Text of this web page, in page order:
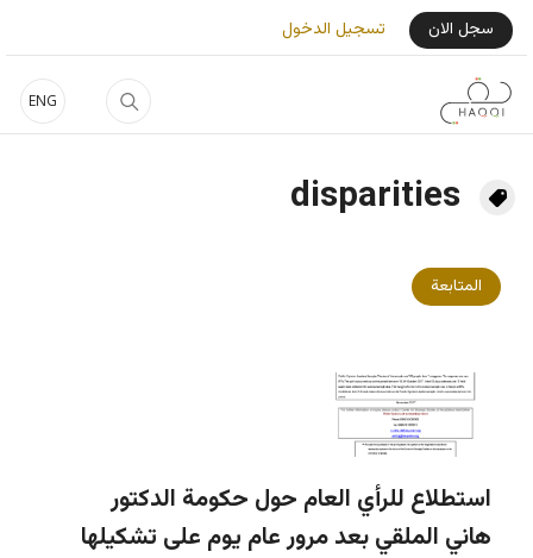
تجاوز إلى المحتوى الرئيسي
ENG
User Login Menu
سجل الان تسجيل الدخول
disparities
المتابعة
استطلاع للرأي العام حول حكومة الدكتور
هاني الملقي بعد مرور عام يوم على تشكيلها